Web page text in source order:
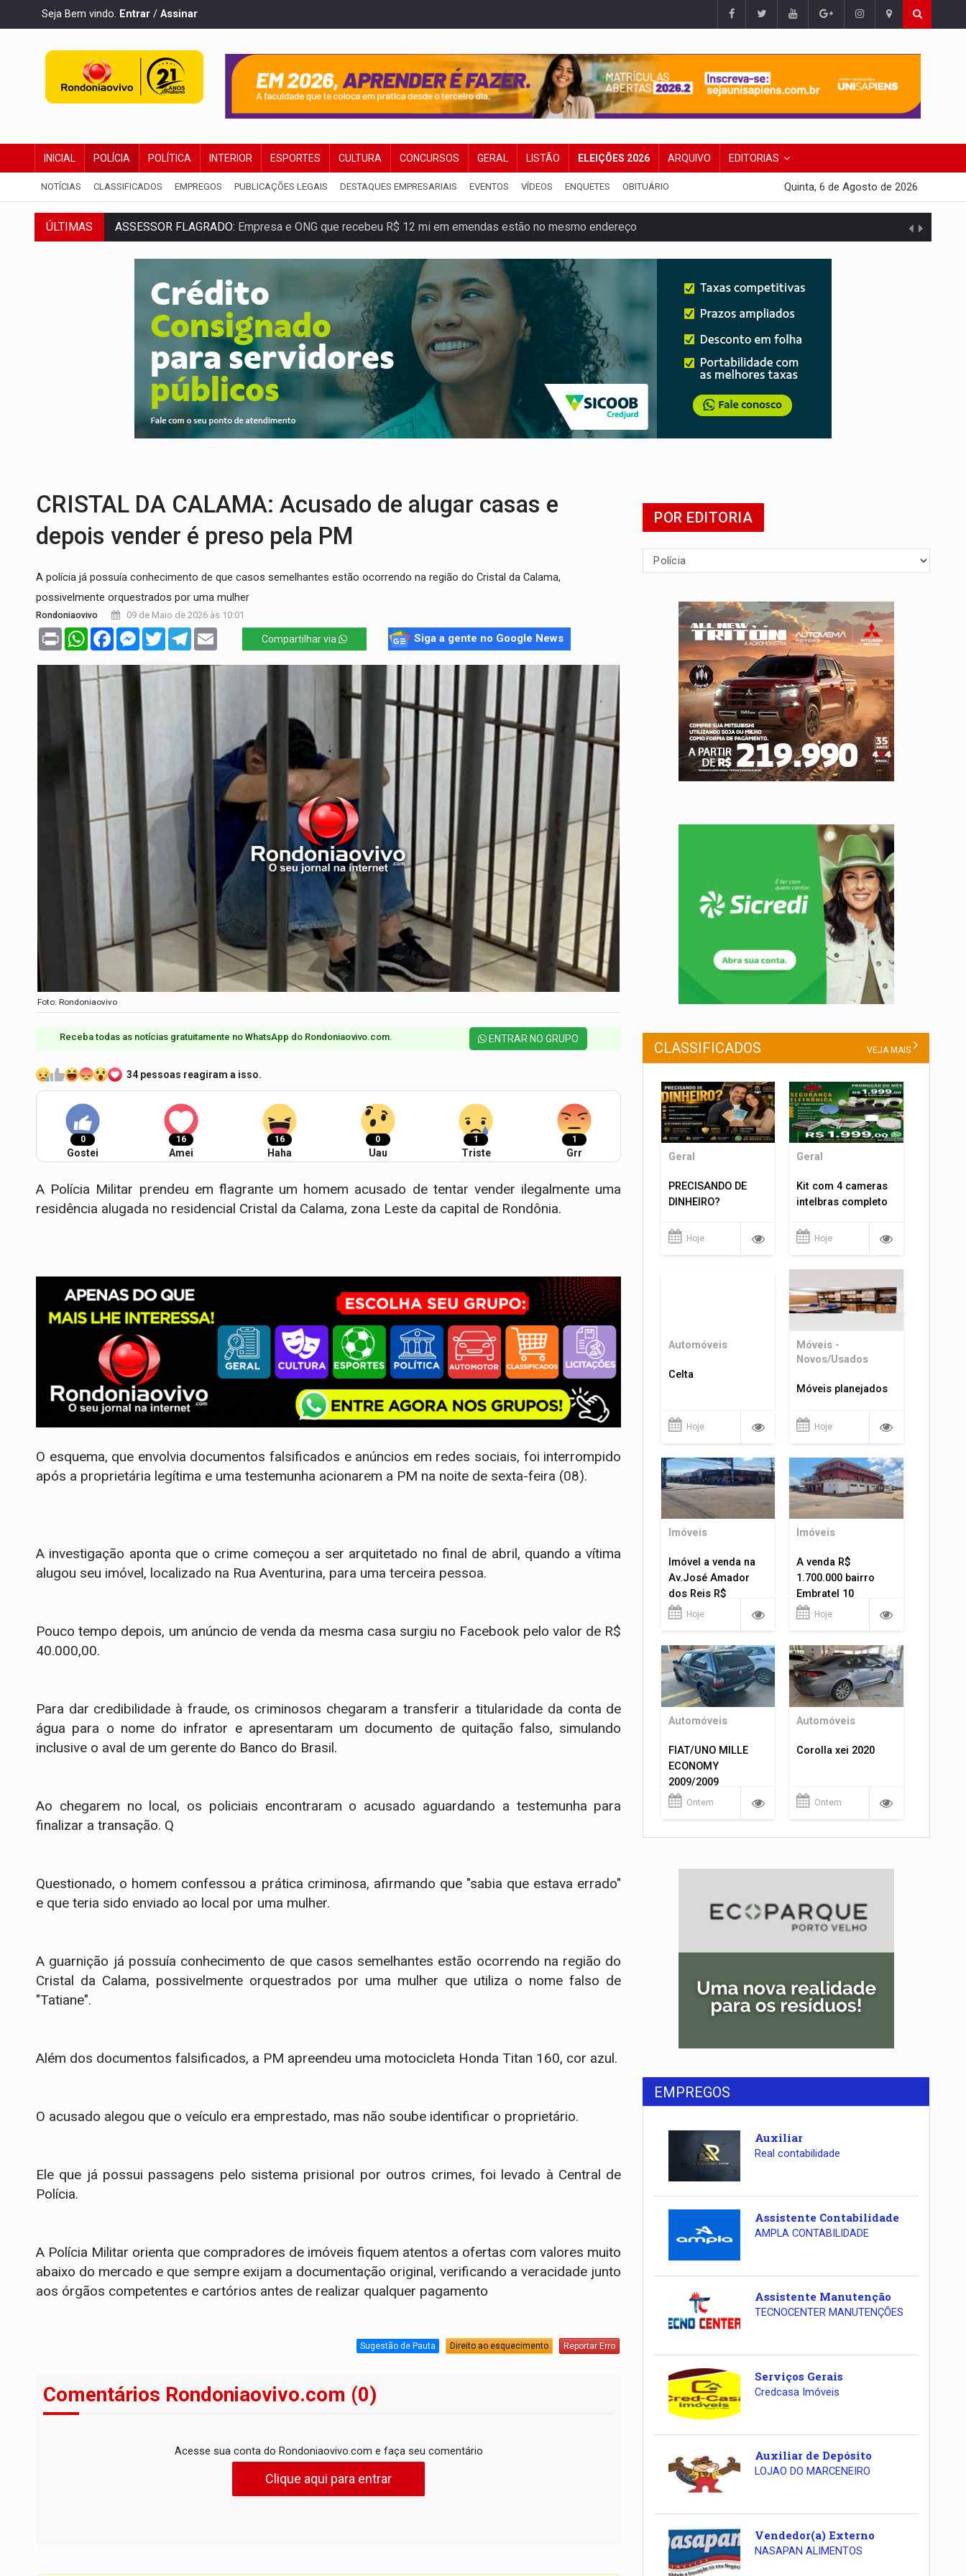
Seja Bem vindo. Entrar / Assinar
INICIAL POLÍCIA POLÍTICA INTERIOR ESPORTES CULTURA CONCURSOS GERAL LISTÃO ELEIÇÕES 2026 ARQUIVO EDITORIAS
NOTÍCIAS CLASSIFICADOS EMPREGOS PUBLICAÇÕES LEGAIS DESTAQUES EMPRESARIAIS EVENTOS VÍDEOS ENQUETES OBITUÁRIO Quinta, 6 de Agosto de 2026
ÚLTIMAS ASSESSOR FLAGRADO: Empresa e ONG que recebeu R$ 12 mi em emendas estão no mesmo endereço
INFLUENCIARIA ELEIÇÕES:Justiça Eleitoral manda tirar vídeo com suposta deepfake do ar em RO
CONEXÃO RONDONIAOVIVO: Marcio Barreto, pres. da ABAV-RO, alerta sobre golpes na compra de passagens
DA RECICLAGEM AO SUCESSO: A trajetória de superação de Carlinhos Barbershop
'RIO OMERÊ':MPF pede condenação do Banco do Brasil por financiar atividade pecuária em TI
INFRAESTRUTURA:Vilhena realiza audiência pública sobre modernização da BR-364
SEM SISTEMA:Falha afeta atendimentos na Policlínica Oswaldo Cruz
VÍDEO: Colisão entre motos deixa dois feridos próximo ao Skate Parque
CRISTAL DA CALAMA: Acusado de alugar casas e
depois vender é preso pela PM
​A polícia já possuía conhecimento de que casos semelhantes estão ocorrendo na região do Cristal da Calama,
possivelmente orquestrados por uma mulher
Rondoniaovivo 09 de Maio de 2026 às 10:01
Print WhatsAppFacebookMessenger
TwitterTelegram Compartilhar via Siga a gente no Google News
Foto: Rondoniaovivo
Receba todas as notícias gratuitamente no WhatsApp do Rondoniaovivo.com.​ ENTRAR NO GRUPO
34 pessoas reagiram a isso.
0
Gostei
16
Amei
16
Haha
0
Uau
1
Triste
1
Grr
A Polícia Militar prendeu em flagrante um homem acusado de tentar vender ilegalmente uma
residência alugada no residencial Cristal da Calama, zona Leste da capital de Rondônia.
O esquema, que envolvia documentos falsificados e anúncios em redes sociais, foi interrompido
após a proprietária legítima e uma testemunha acionarem a PM na noite de sexta-feira (08).
​A investigação aponta que o crime começou a ser arquitetado no final de abril, quando a vítima
alugou seu imóvel, localizado na Rua Aventurina, para uma terceira pessoa.
Pouco tempo depois, um anúncio de venda da mesma casa surgiu no Facebook pelo valor de R$
40.000,00.
Para dar credibilidade à fraude, os criminosos chegaram a transferir a titularidade da conta de
água para o nome do infrator e apresentaram um documento de quitação falso, simulando
inclusive o aval de um gerente do Banco do Brasil.
​Ao chegarem no local, os policiais encontraram o acusado aguardando a testemunha para
finalizar a transação. Q
Questionado, o homem confessou a prática criminosa, afirmando que "sabia que estava errado"
e que teria sido enviado ao local por uma mulher.
​A guarnição já possuía conhecimento de que casos semelhantes estão ocorrendo na região do
Cristal da Calama, possivelmente orquestrados por uma mulher que utiliza o nome falso de
"Tatiane".
​Além dos documentos falsificados, a PM apreendeu uma motocicleta Honda Titan 160, cor azul.
O acusado alegou que o veículo era emprestado, mas não soube identificar o proprietário.
Ele que já possui passagens pelo sistema prisional por outros crimes, foi levado à Central de
Polícia.
​A Polícia Militar orienta que compradores de imóveis fiquem atentos a ofertas com valores muito
abaixo do mercado e que sempre exijam a documentação original, verificando a veracidade junto
aos órgãos competentes e cartórios antes de realizar qualquer pagamento
Sugestão de Pauta Direito ao esquecimento Reportar Erro
Comentários Rondoniaovivo.com (0)
Acesse sua conta do Rondoniaovivo.com e faça seu comentário
Clique aqui para entrar
POR EDITORIA
CLASSIFICADOS VEJA MAIS
Geral
PRECISANDO DE
DINHEIRO?
Hoje
Geral
Kit com 4 cameras
intelbras completo
Hoje
Automóveis
Celta
Hoje
Móveis -
Novos/Usados
Móveis planejados
Hoje
Imóveis
Imóvel a venda na
Av.José Amador
dos Reis R$
1.400.000
Hoje
Imóveis
A venda R$
1.700.000 bairro
Embratel 10
apartamentos!
Hoje
Automóveis
FIAT/UNO MILLE
ECONOMY
2009/2009
Ontem
Automóveis
Corolla xei 2020
Ontem
EMPREGOS
Auxiliar
Real contabilidade
Assistente Contabilidade
AMPLA CONTABILIDADE
Assistente Manutenção
TECNOCENTER MANUTENÇÕES
Serviços Gerais
Credcasa Imóveis
Auxiliar de Depósito
LOJAO DO MARCENEIRO
Vendedor(a) Externo
NASAPAN ALIMENTOS